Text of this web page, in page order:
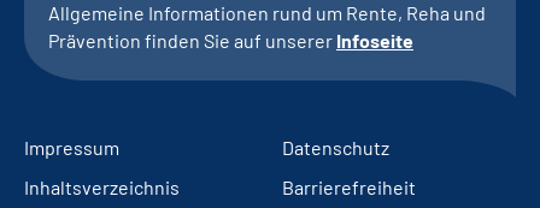
Allgemeine Informationen rund um Rente, Reha und
Prävention finden Sie auf unserer Infoseite
Impressum
Datenschutz
Inhaltsverzeichnis
Barrierefreiheit